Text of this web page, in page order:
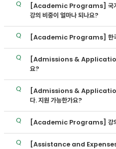
[Academic Programs] 국
강의 비중이 얼마나 되나요?
[Academic Programs] 한
[Admissions &
요?
[Admissions &
다. 지원 가능한가요?
[Academic Programs] 강
[Assistance and